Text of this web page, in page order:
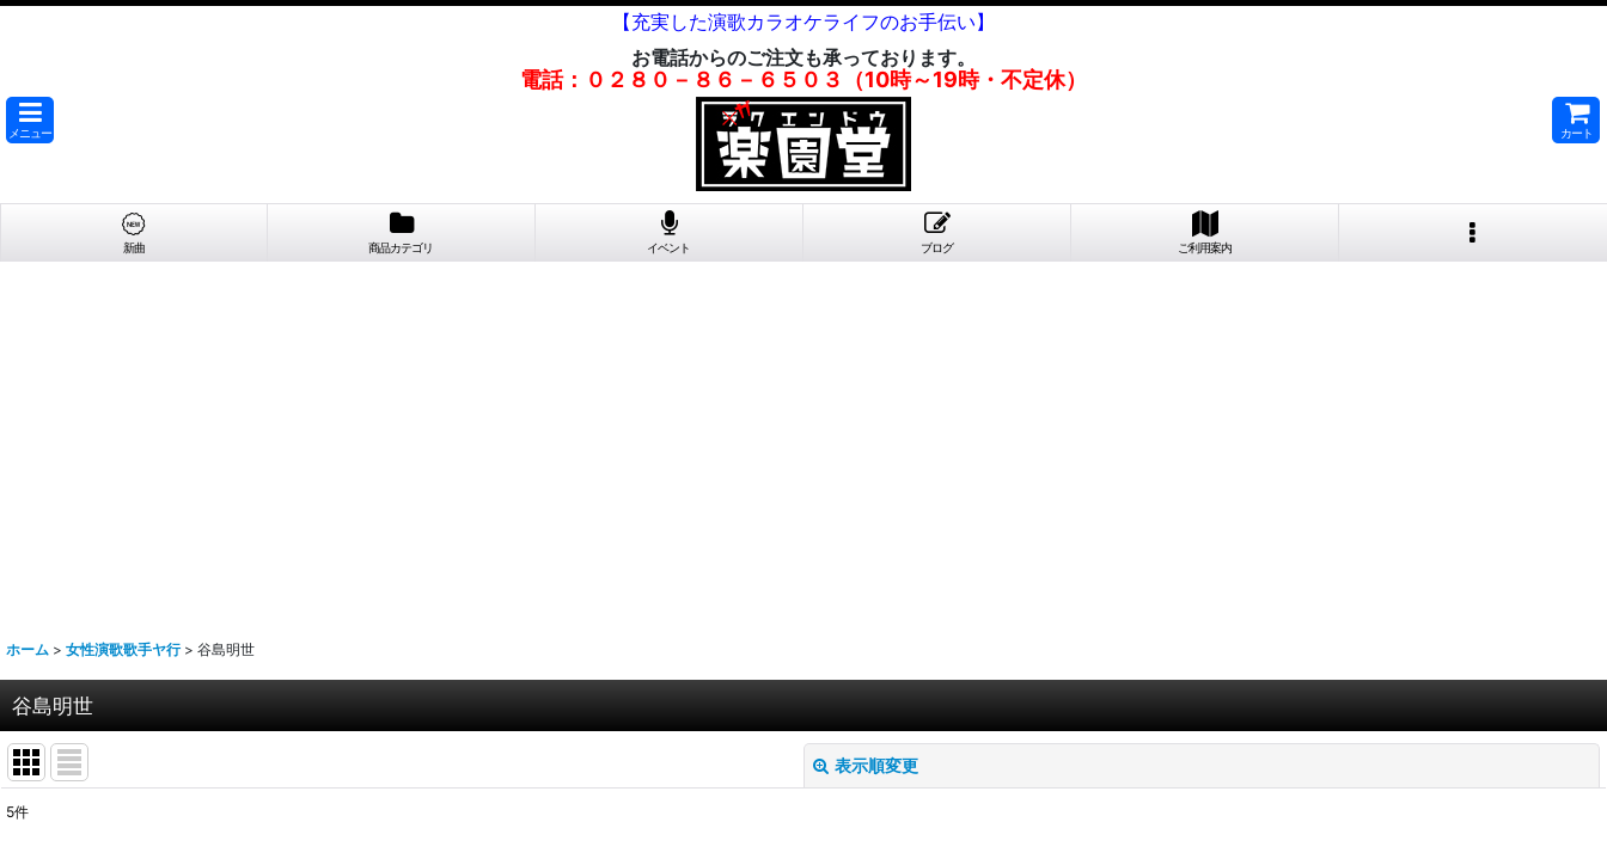
【充実した演歌カラオケライフのお手伝い】
お電話からのご注文も承っております。
電話：０２８０－８６－６５０３（10時～19時・不定休）
メニュー カート
新曲 商品カテゴリ イベント ブログ ご利用案内
ホーム > 女性演歌歌手ヤ行 > 谷島明世
谷島明世
表示順変更
5件